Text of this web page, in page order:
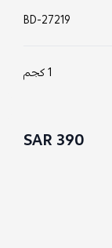
BD-27219
1 كجم
390 SAR